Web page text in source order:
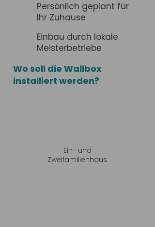
Persönlich geplant für
Ihr Zuhause
Einbau durch lokale
Meisterbetriebe
Wo soll die Wallbox
installiert werden?
Ein- und
Zweifamilienhaus